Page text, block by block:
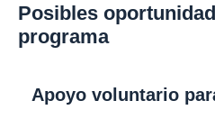
Posibles
programa
Apoyo voluntario